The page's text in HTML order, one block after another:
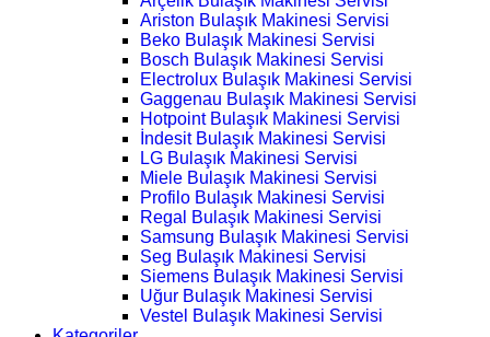
Ariston Bulaşık Makinesi Servisi
Beko Bulaşık Makinesi Servisi
Bosch Bulaşık Makinesi Servisi
Electrolux Bulaşık Makinesi Servisi
Gaggenau Bulaşık Makinesi Servisi
Hotpoint Bulaşık Makinesi Servisi
İndesit Bulaşık Makinesi Servisi
LG Bulaşık Makinesi Servisi
Miele Bulaşık Makinesi Servisi
Profilo Bulaşık Makinesi Servisi
Regal Bulaşık Makinesi Servisi
Samsung Bulaşık Makinesi Servisi
Seg Bulaşık Makinesi Servisi
Siemens Bulaşık Makinesi Servisi
Uğur Bulaşık Makinesi Servisi
Vestel Bulaşık Makinesi Servisi